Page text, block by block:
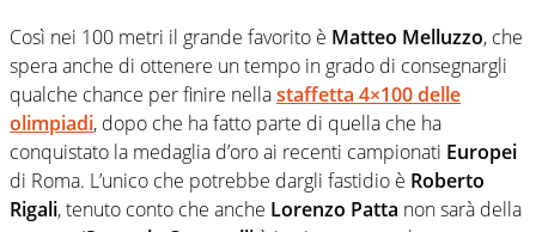
Così nei 100 metri il grande favorito è Matteo Melluzzo, che
spera anche di ottenere un tempo in grado di consegnargli
qualche chance per finire nellastaffetta 4×100 delle
olimpiadi, dopo che ha fatto parte di quella che ha
conquistato la medaglia d’oro ai recenti campionati Europei
di Roma. L’unico che potrebbe dargli fastidio è Roberto
Rigali, tenuto conto che anche Lorenzo Patta non sarà della